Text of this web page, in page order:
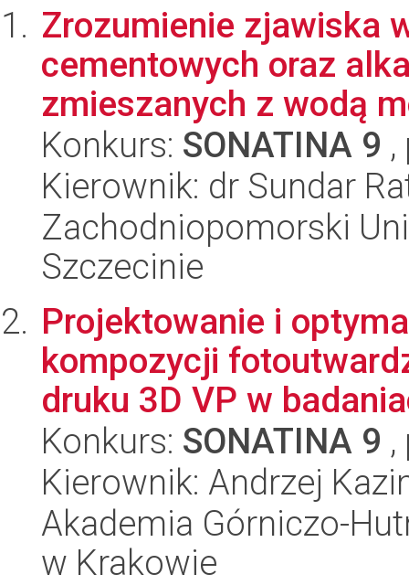
Zrozumienie zjawiska
cementowych oraz
zmieszanych z wodą
Konkurs: SONATINA 9
Kierownik: dr Sundar
Zachodniopomorski
Szczecinie
Projektowanie i
kompozycji
druku 3D VP w
Konkurs: SONATINA 9
Kierownik: Andrzej
Akademia Górniczo-
w Krakowie